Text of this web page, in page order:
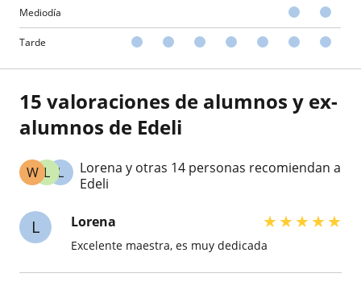
Mediodía
Tarde
15 valoraciones de alumnos y ex-
alumnos de Edeli
L
L
W
Lorena y otras 14 personas recomiendan a
Edeli
L Lorena ★★★★★
Excelente maestra, es muy dedicada